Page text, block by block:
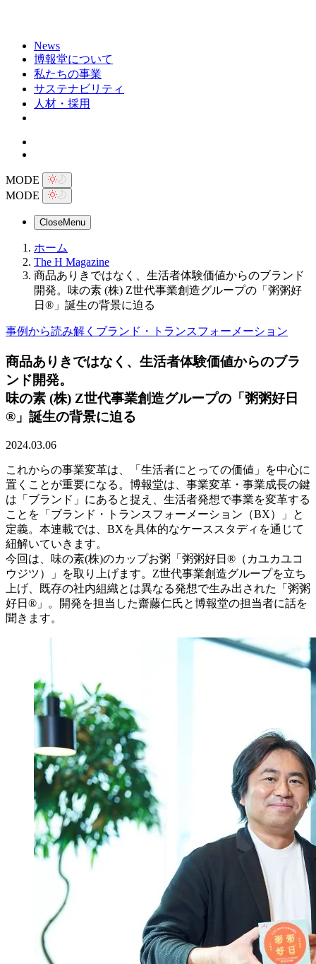
News
博報堂について
私たちの事業
サステナビリティ
人材・採用
MODE
MODE
CloseMenu
ホーム
The H Magazine
商品ありきではなく、生活者体験価値からのブランド
開発。味の素 (株) Z世代事業創造グループの「粥粥好
日®」誕生の背景に迫る
事例から読み解くブランド・トランスフォーメーション
商品ありきではなく、生活者体験価値からのブラ
ンド開発。
味の素 (株) Z世代事業創造グループの「粥粥好日
®」誕生の背景に迫る
2024.03.06
これからの事業変革は、「生活者にとっての価値」を中心に
置くことが重要になる。博報堂は、事業変革・事業成長の鍵
は「ブランド」にあると捉え、生活者発想で事業を変革する
ことを「ブランド・トランスフォーメーション（BX）」と
定義。本連載では、BXを具体的なケーススタディを通じて
紐解いていきます。
今回は、味の素(株)のカップお粥「粥粥好日®（カユカユコ
ウジツ）」を取り上げます。Z世代事業創造グループを立ち
上げ、既存の社内組織とは異なる発想で生み出された「粥粥
好日®」。開発を担当した齋藤仁氏と博報堂の担当者に話を
聞きます。